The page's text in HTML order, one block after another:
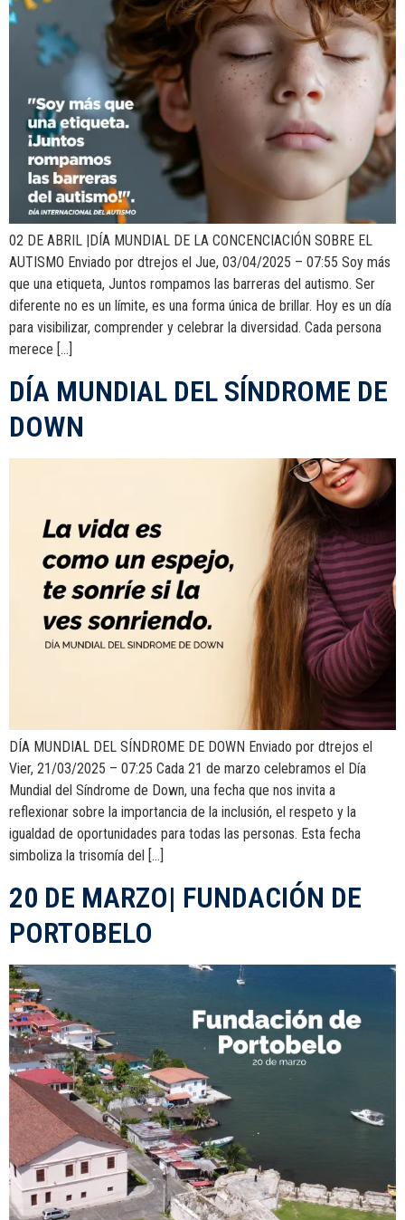
02 DE ABRIL |DÍA MUNDIAL DE LA CONCENCIACIÓN SOBRE EL
AUTISMO Enviado por dtrejos el Jue, 03/04/2025 – 07:55 Soy más
que una etiqueta, Juntos rompamos las barreras del autismo. Ser
diferente no es un límite, es una forma única de brillar. Hoy es un día
para visibilizar, comprender y celebrar la diversidad. Cada persona
merece […]
DÍA MUNDIAL DEL SÍNDROME DE
DOWN
DÍA MUNDIAL DEL SÍNDROME DE DOWN Enviado por dtrejos el
Vier, 21/03/2025 – 07:25 Cada 21 de marzo celebramos el Día
Mundial del Síndrome de Down, una fecha que nos invita a
reflexionar sobre la importancia de la inclusión, el respeto y la
igualdad de oportunidades para todas las personas. Esta fecha
simboliza la trisomía del […]
20 DE MARZO| FUNDACIÓN DE
PORTOBELO